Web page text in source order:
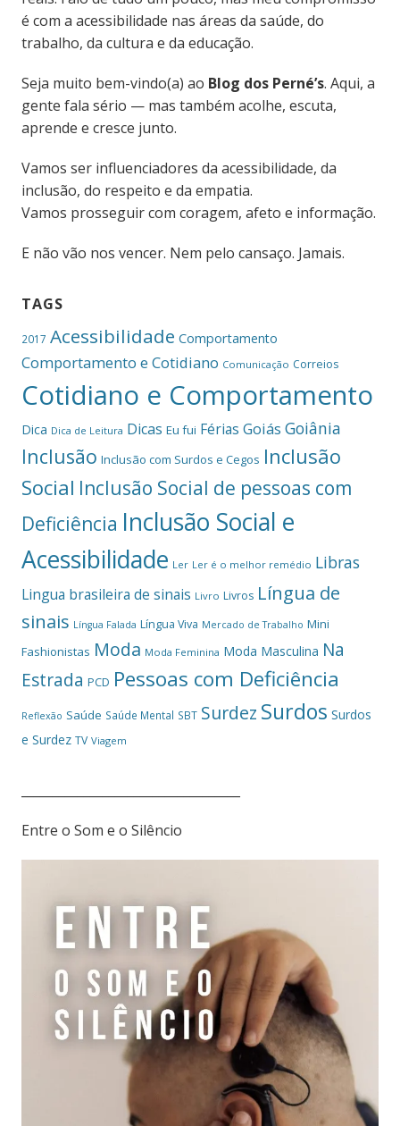
é com a acessibilidade nas áreas da saúde, do
trabalho, da cultura e da educação.
Seja muito bem-vindo(a) ao Blog dos Perné’s. Aqui, a
gente fala sério — mas também acolhe, escuta,
aprende e cresce junto.
Vamos ser influenciadores da acessibilidade, da
inclusão, do respeito e da empatia.
Vamos prosseguir com coragem, afeto e informação.
E não vão nos vencer. Nem pelo cansaço. Jamais.
TAGS
2017 Acessibilidade Comportamento
Comportamento e Cotidiano Comunicação Correios
Cotidiano e Comportamento
Dica Dica de Leitura Dicas Eu fui Férias Goiás Goiânia
Inclusão Inclusão com Surdos e Cegos Inclusão
Social Inclusão Social de pessoas com
Deficiência Inclusão Social e
Acessibilidade Ler Ler é o melhor remédio Libras
Lingua brasileira de sinais Livro Livros Língua de
sinais Língua Falada Língua Viva Mercado de Trabalho Mini
Fashionistas Moda Moda Feminina Moda Masculina Na
Estrada PCD Pessoas com Deficiência
Reflexão Saúde Saúde Mental SBT Surdez Surdos Surdos
e Surdez TV Viagem
Entre o Som e o Silêncio